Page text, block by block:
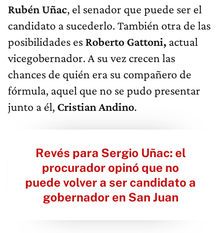
Rubén Uñac, el senador que puede ser el
candidato a sucederlo. También otra de las
posibilidades es Roberto Gattoni, actual
vicegobernador. A su vez crecen las
chances de quién era su compañero de
fórmula, aquel que no se pudo presentar
junto a él, Cristian Andino.
Revés para Sergio Uñac: el
procurador opinó que no
puede volver a ser candidato a
gobernador en San Juan